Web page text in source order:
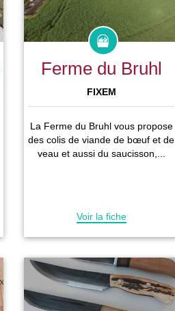
Ferme du Bruhl
FIXEM
La Ferme du Bruhl vous propose
des colis de viande de bœuf et de
veau et aussi du saucisson,...
Voir la fiche